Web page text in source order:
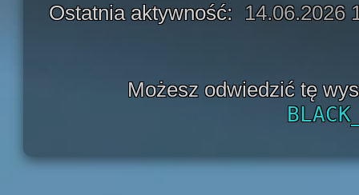
Ostatnia aktywność: 14.06.2026
Możesz odwiedzić tę